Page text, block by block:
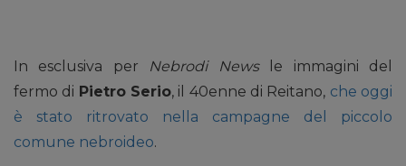
In esclusiva per Nebrodi Newsle immagini del
fermo di Pietro Serio, il 40enne di Reitano, che oggi
è stato ritrovato nella campagne del piccolo
comune nebroideo.